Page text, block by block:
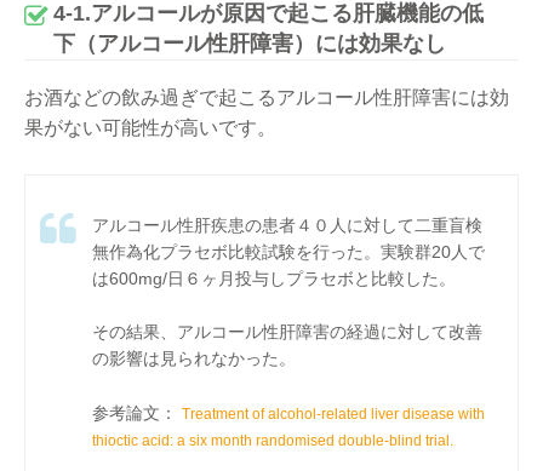
4-1.アルコールが原因で起こる肝臓機能の低
下（アルコール性肝障害）には効果なし
お酒などの飲み過ぎで起こるアルコール性肝障害には効
果がない可能性が高いです。
アルコール性肝疾患の患者４０人に対して二重盲検
無作為化プラセボ比較試験を行った。実験群20人で
は600mg/日６ヶ月投与しプラセボと比較した。
その結果、アルコール性肝障害の経過に対して改善
の影響は見られなかった。
参考論文：
Treatment of alcohol-related liver disease with
thioctic acid: a six month randomised double-blind trial.